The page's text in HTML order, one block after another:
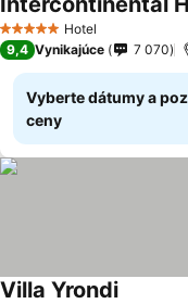
5 Počet hviezdičiek
Hotel
Zobraziť ceny
9,4 Vynikajúce 7 070
Vyberte dátumy a
ceny
Villa Yrondi